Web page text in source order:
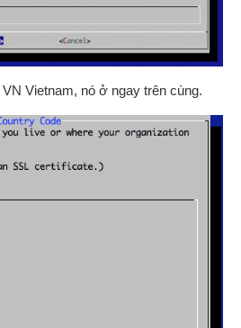
Vietnam, nó ở ngay trên cùng.